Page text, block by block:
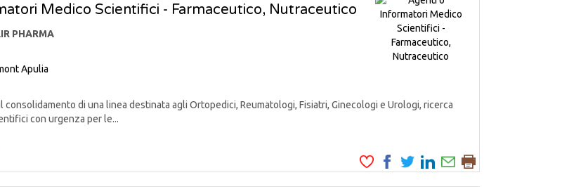
Medico Scientifici - Farmaceutico, Nutraceutico
PHARMA
Apulia
consolidamento di una linea destinata agli Ortopedici, Reumatologi, Fisiatri, Ginecologi e Urologi, ricerca
con urgenza per le...